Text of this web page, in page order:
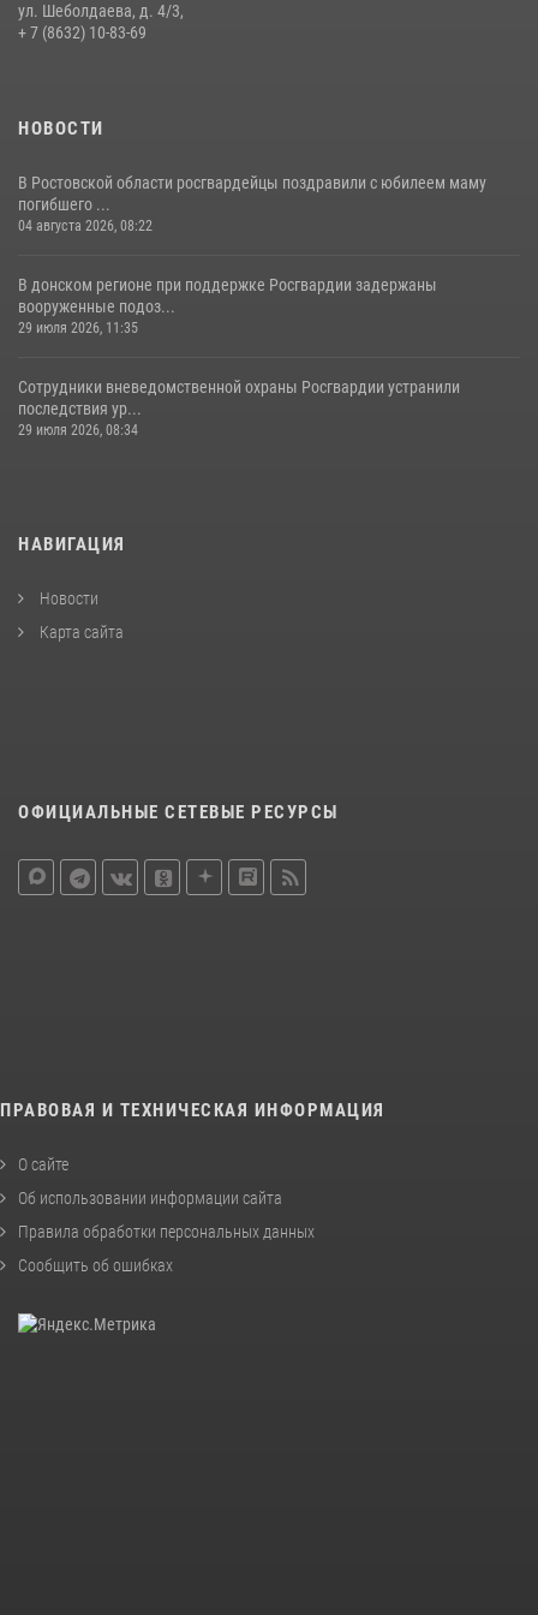
28 июля 2026, 12:46
ул. Шеболдаева, д. 4/3,
+ 7 (8632) 10-83-69
НОВОСТИ
В Ростовской области росгвардейцы поздравили с юбилеем маму
погибшего ...
04 августа 2026, 08:22
В донском регионе при поддержке Росгвардии задержаны
вооруженные подоз...
29 июля 2026, 11:35
Сотрудники вневедомственной охраны Росгвардии устранили
последствия ур...
29 июля 2026, 08:34
НАВИГАЦИЯ
Новости
Карта сайта
ОФИЦИАЛЬНЫЕ СЕТЕВЫЕ РЕСУРСЫ
ПРАВОВАЯ И ТЕХНИЧЕСКАЯ ИНФОРМАЦИЯ
О сайте
Об использовании информации сайта
Правила обработки персональных данных
Сообщить об ошибках